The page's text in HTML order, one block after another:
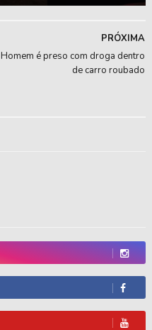
PRÓXIMA
Homem é preso com droga dentro
de carro roubado